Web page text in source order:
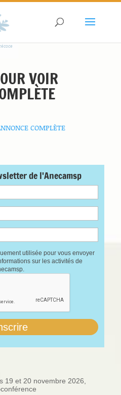
VOIR
COMPLÈTE
de l'Anecamsp
utilisée pour vous envoyer
sur les activités de
19 et 20 novembre 2026,